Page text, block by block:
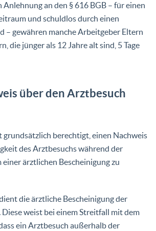
Anlehnung an den § 616 BGB – für einen
und schuldlos durch einen
– gewähren manche Arbeitgeber Eltern
die jünger als 12 Jahre alt sind, 5 Tage
über den Arztbesuch
grundsätzlich berechtigt, einen Nachweis
des Arztbesuchs während der
ärztlichen Bescheinigung zu
die ärztliche Bescheinigung der
Diese weist bei einem Streitfall mit dem
ein Arztbesuch außerhalb der